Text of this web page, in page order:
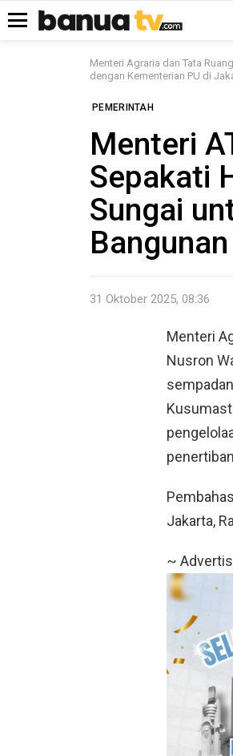
Menteri Agraria dan Tata
dengan Kementerian PU di
PEMERINTAH
Menteri
Sepakati
Sungai
Bangunan
31 Oktober 2025, 08:36
Menteri
Nusron
Jakarta,
~